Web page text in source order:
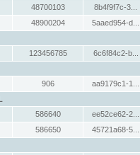
48700103 8b4f9f7c-3...
48900204 5aaed954-d...
123456785 6c6f84c2-b...
906 aa9179c1-1...
586640 ee52ce62-2...
586650 45721a68-5...